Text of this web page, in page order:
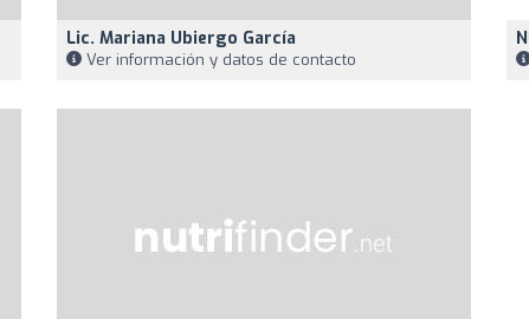
Lic. Mariana Ubiergo García
Ver información y datos de contacto